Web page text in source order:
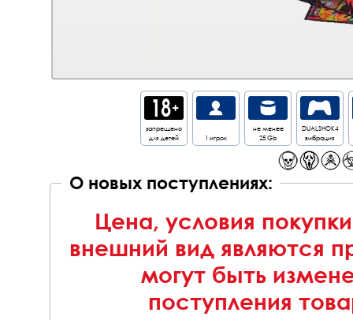
запрещено
для детей
1 игрок
не менее
25 Gb
DUALSHOK4
вибрация
О новых поступлениях:
Цена, условия
внешний вид являются
могут быть
поступления